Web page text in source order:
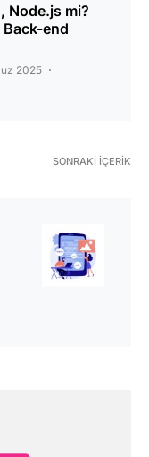
Node.js mi?
end
2025
SONRAKI İÇERIK